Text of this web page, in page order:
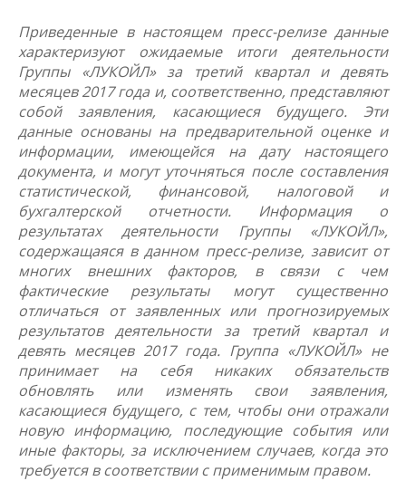
Приведенные в настоящем пресс-релизе данные
характеризуют ожидаемые итоги деятельности
Группы «ЛУКОЙЛ» за третий квартал и девять
месяцев 2017 года и, соответственно, представляют
собой заявления, касающиеся будущего. Эти
данные основаны на предварительной оценке и
информации, имеющейся на дату настоящего
документа, и могут уточняться после составления
статистической, финансовой, налоговой и
бухгалтерской отчетности. Информация о
результатах деятельности Группы «ЛУКОЙЛ»,
содержащаяся в данном пресс-релизе, зависит от
многих внешних факторов, в связи с чем
фактические результаты могут существенно
отличаться от заявленных или прогнозируемых
результатов деятельности за третий квартал и
девять месяцев 2017 года. Группа «ЛУКОЙЛ» не
принимает на себя никаких обязательств
обновлять или изменять свои заявления,
касающиеся будущего, с тем, чтобы они отражали
новую информацию, последующие события или
иные факторы, за исключением случаев, когда это
требуется в соответствии с применимым правом.